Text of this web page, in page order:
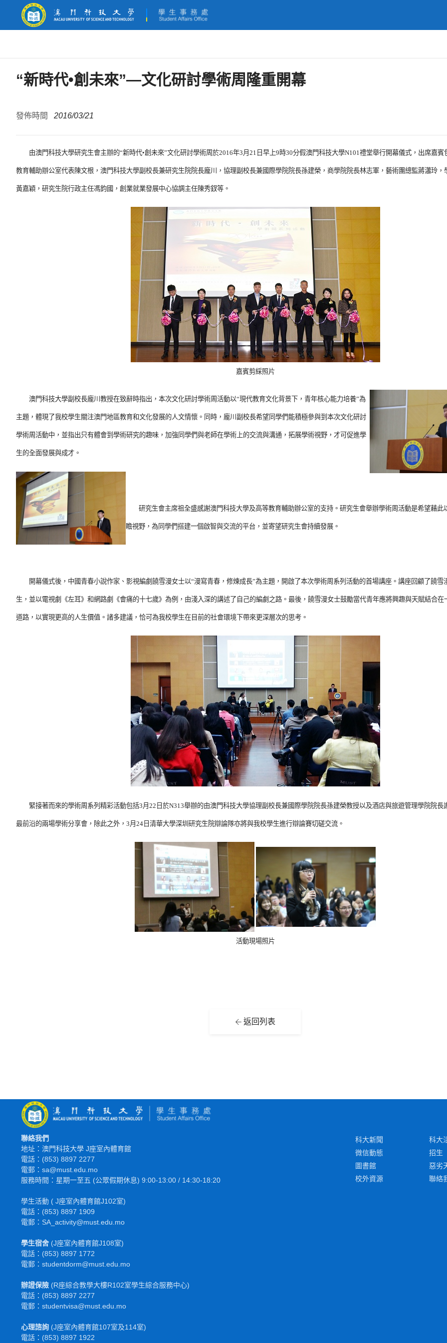
“新時代•創未來”—文化研討學術周隆重開幕
發佈時間 2016/03/21
由澳門科技大學研究生會主辦的“新時代•創未來”文化研討學術周於2016年3月21日早上9時30分假澳門科技大學N101禮堂舉行開幕儀式，出席嘉賓
教育輔助辦公室代表陳文根，澳門科技大學副校長兼研究生院院長龐川，協理副校長兼國際學院院長孫建榮，商學院院長林志軍，藝術團總監蔣瀟玲，
黃嘉穎，研究生院行政主任馮鈞國，創業就業發展中心協調主任陳秀釵等。
嘉賓剪綵照片
澳門科技大學副校長龐川教授在致辭時指出，本次文化研討學術周活動以“現代教育文化背景下，青年核心能力培養”為
主題，體現了我校學生關注澳門地區教育和文化發展的人文情懷。同時，龐川副校長希望同學們能積極參與到本次文化研討
學術周活動中，並指出只有體會到學術研究的趣味，加強同學們與老師在學術上的交流與溝通，拓展學術視野，才可促進學
生的全面發展與成才。
研究生會主席祖全盛感謝澳門科技大學及高等教育輔助辦公室的支持。研究生會舉辦學術周活動是希望藉此
瞻視野，為同學們搭建一個啟智與交流的平台，並寄望研究生會持續發展。
開幕儀式後，中國青春小說作家、影視編劇饒雪漫女士以“漫寫青春，修煉成長”為主題，開啟了本次學術周系列活動的首場講座。講座回顧了饒雪
生，並以電視劇《左耳》和網路劇《會痛的十七歲》為例，由淺入深的講述了自己的編劇之路。最後，饒雪漫女士鼓勵當代青年應將興趣與天賦結合在
道路，以實現更高的人生價值。諸多建議，恰可為我校學生在目前的社會環境下帶來更深層次的思考。
緊接著而來的學術周系列精彩活動包括3月22日於N313舉辦的由澳門科技大學協理副校長兼國際學院院長孫建榮教授以及酒店與旅遊管理學院院長
最前沿的兩場學術分享會，除此之外，3月24日清華大學深圳研究生院辯論隊亦將與我校學生進行辯論賽切磋交流。
活動現場照片
返回列表
聯絡我們
地址：澳門科技大學 J座室內體育館
電話：(853) 8897 2277
電郵：sa@must.edu.mo
服務時間：星期一至五 (公眾假期休息) 9:00-13:00 / 14:30-18:20
學生活動 ( J座室內體育館J102室)
電話：(853) 8897 1909
電郵：SA_activity@must.edu.mo
學生宿舍 (J座室內體育館J108室)
電話：(853) 8897 1772
電郵 ：studentdorm@must.edu.mo
辦證保險 (R座綜合教學大樓R102室學生綜合服務中心)
電話：(853) 8897 2277
電郵：studentvisa@must.edu.mo
心理諮詢 (J座室內體育館107室及114室)
電話：(853) 8897 1922
科大新聞
科大
微信動態
招生
圖書館
惡劣
校外資源
聯絡